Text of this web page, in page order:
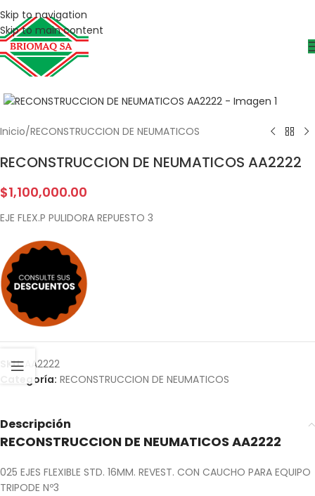
Skip to navigation
Skip to main content
Inicio/RECONSTRUCCION DE NEUMATICOS
RECONSTRUCCION DE NEUMATICOS AA2222
$1,100,000.00
EJE FLEX.P PULIDORA REPUESTO 3
SKU: AA2222
Categoría: RECONSTRUCCION DE NEUMATICOS
Descripción
RECONSTRUCCION DE NEUMATICOS AA2222
025 EJES FLEXIBLE STD. 16MM. REVEST. CON CAUCHO PARA EQUIPO
TRIPODE Nº3